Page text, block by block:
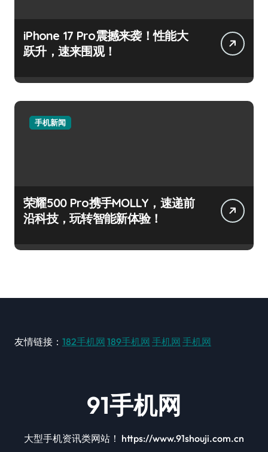
iPhone 17 Pro震撼来袭！性能大
跃升，速来围观！
手机新闻
荣耀500 Pro携手MOLLY，速递前
沿科技，玩转智能新体验！
友情链接： 182手机网 189手机网 手机网 手机网
91手机网
大型手机资讯类网站！ https://www.91shouji.com.cn